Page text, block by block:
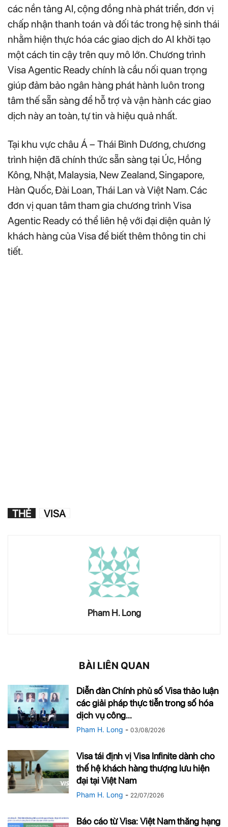
các nền tảng AI, cộng đồng nhà phát triển, đơn vị
chấp nhận thanh toán và đối tác trong hệ sinh thái
nhằm hiện thực hóa các giao dịch do AI khởi tạo
một cách tin cậy trên quy mô lớn. Chương trình
Visa Agentic Ready chính là cầu nối quan trọng
giúp đảm bảo ngân hàng phát hành luôn trong
tâm thế sẵn sàng để hỗ trợ và vận hành các giao
dịch này an toàn, tự tin và hiệu quả nhất.
Tại khu vực châu Á – Thái Bình Dương, chương
trình hiện đã chính thức sẵn sàng tại Úc, Hồng
Kông, Nhật, Malaysia, New Zealand, Singapore,
Hàn Quốc, Đài Loan, Thái Lan và Việt Nam. Các
đơn vị quan tâm tham gia chương trình Visa
Agentic Ready có thể liên hệ với đại diện quản lý
khách hàng của Visa để biết thêm thông tin chi
tiết.
THẺ VISA
Pham H. Long
BÀI LIÊN QUAN
Diễn đàn Chính phủ số Visa thảo luận
các giải pháp thực tiễn trong số hóa
dịch vụ công...
Pham H. Long - 03/08/2026
Visa tái định vị Visa Infinite dành cho
thế hệ khách hàng thượng lưu hiện
đại tại Việt Nam
Pham H. Long - 22/07/2026
Báo cáo từ Visa: Việt Nam thăng hạng